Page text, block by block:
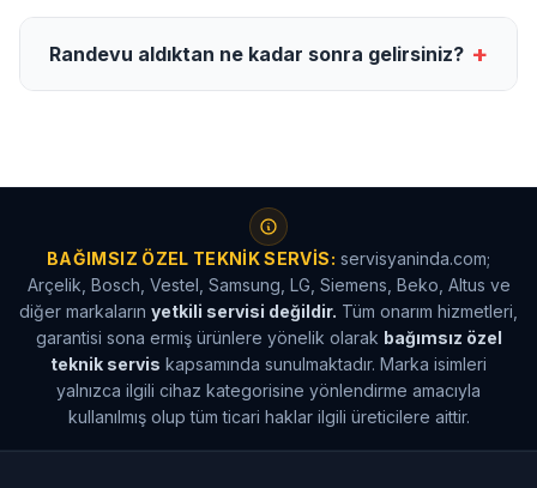
Randevu aldıktan ne kadar sonra gelirsiniz? +
BAĞIMSIZ ÖZEL TEKNIK SERVIS: servisyaninda.com;
Arçelik, Bosch, Vestel, Samsung, LG, Siemens, Beko, Altus ve
diğer markaların yetkili servisi değildir. Tüm onarım hizmetleri,
garantisi sona ermiş ürünlere yönelik olarak bağımsız özel
teknik servis kapsamında sunulmaktadır. Marka isimleri
yalnızca ilgili cihaz kategorisine yönlendirme amacıyla
kullanılmış olup tüm ticari haklar ilgili üreticilere aittir.